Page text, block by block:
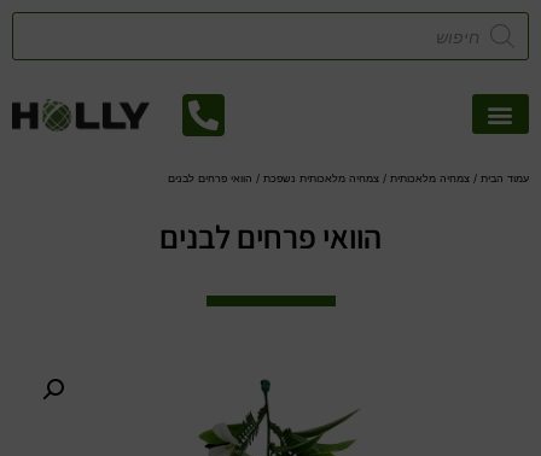
עמוד הבית / צמחיה מלאכותית / צמחיה מלאכותית נשפכת / הוואי פרחים לבנים
הוואי פרחים לבנים